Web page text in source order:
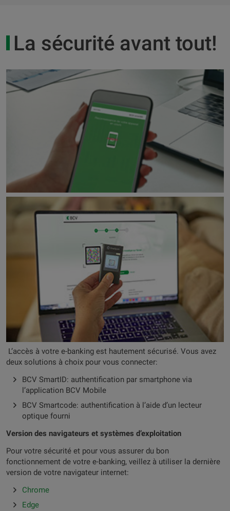
La sécurité avant tout!
L’accès à votre e-banking est hautement sécurisé. Vous avez
deux solutions à choix pour vous connecter:
BCV SmartID: authentification par smartphone via
l’application BCV Mobile
BCV Smartcode: authentification à l’aide d’un lecteur
optique fourni
Version des navigateurs et systèmes d’exploitation
Pour votre sécurité et pour vous assurer du bon
fonctionnement de votre e-banking, veillez à utiliser la dernière
version de votre navigateur internet:
Chrome
Edge